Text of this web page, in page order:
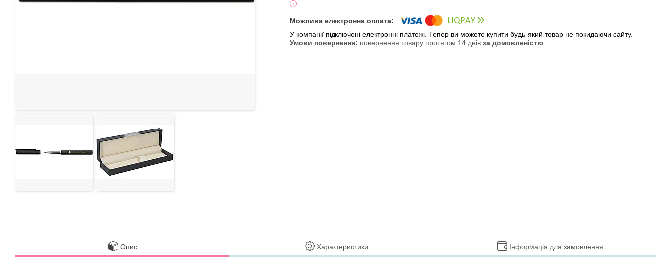
У компанії підключені електронні платежі. Тепер ви можете купити будь-який товар не покидаючи сайту.
повернення товару протягом 14 днів за домовленістю
Опис Характеристики Інформація для замовлення